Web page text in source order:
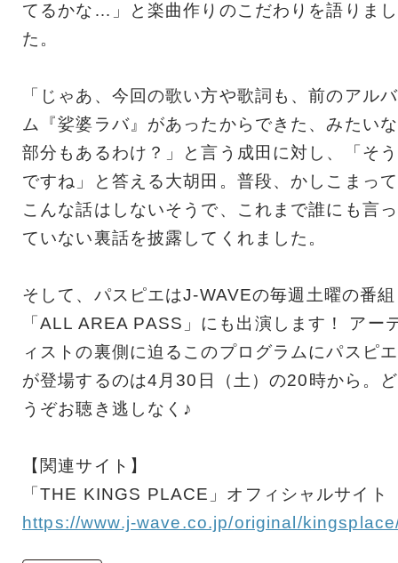
てるかな…」
と楽曲作りのこだわりを語りまし
た。
「じゃあ、今回の歌い方や歌詞も、前のアルバ
ム『娑婆ラバ』 があったからできた、みたいな
部分もあるわけ？」
と言う成田に対し、「そう
ですね」と答える大胡田。普段、 かしこまって
こんな話はしないそうで、
これまで誰にも言っ
ていない裏話を披露してくれました。
そして、パスピエはJ-WAVEの毎週土曜の番組
「ALL AREA PASS」にも出演します！ アー
ィストの裏側に迫るこのプログラムにパスピエ
が登場するのは4月30日（土）の20時から。ど
うぞお聴き逃しなく♪
【関連サイト】
「THE KINGS PLACE」オフィシャルサイト
https://www.j-wave.co.jp/original/